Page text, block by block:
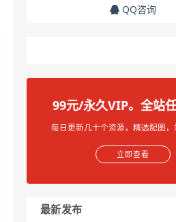
QQ咨询
99元/永久VIP。全站
每日更新几十个资源，精选配图，
立即查看
最新发布